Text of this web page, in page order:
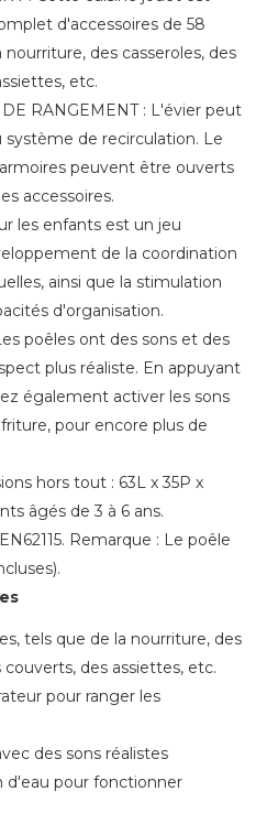
d'accessoires de 58
des casseroles, des
etc.
DE RANGEMENT : L'évier peut
système de recirculation. Le
peuvent être ouverts
accessoires.
les enfants est un jeu
de la coordination
ainsi que la stimulation
d'organisation.
poêles ont des sons et des
plus réaliste. En appuyant
également activer les sons
pour encore plus de
hors tout : 63L x 35P x
âgés de 3 à 6 ans.
Remarque : Le poêle
tels que de la nourriture, des
couverts, des assiettes, etc.
pour ranger les
des sons réalistes
d'eau pour fonctionner